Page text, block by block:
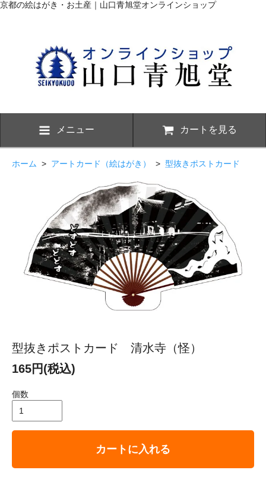
京都の絵はがき・お土産｜山口青旭堂オンラインショップ
メニュー カートを見る
ホーム > アートカード（絵はがき） > 型抜きポストカード
型抜きポストカード 清水寺（怪）
165円(税込)
個数
カートに入れる